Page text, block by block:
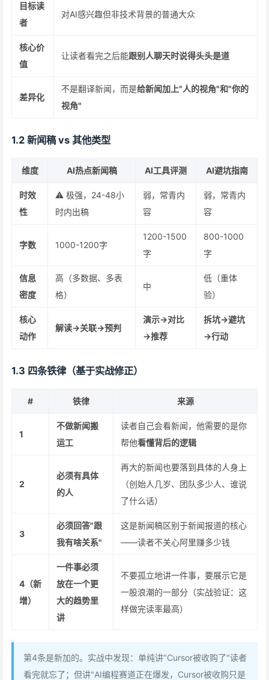
目标读
者
对AI感兴趣但非技术背景的普通大众
核心价
值
让读者看完之后能跟别人聊天时说得头头是道
差异化
不是翻译新闻，而是给新闻加上"人的视角"和"你的
视角"
1.2 新闻稿 vs 其他类型
维度 AI热点新闻稿 AI工具评测 AI避坑指南
时效
性
⚠️ 极强，24-48小
时内出稿
弱，常青内
容
弱，常青内
容
字数 1000-1200字
1200-1500
字
800-1000
字
信息
密度
高（多数据、多表
格）
中
低（重体
验）
核心
动作
解读→关联→预判
演示→对比
→推荐
拆坑→避坑
→行动
1.3 四条铁律（基于实战修正）
# 铁律 来源
1
不做新闻搬
运工
读者自己会看新闻，他需要的是你
帮他看懂背后的逻辑
2
必须有具体
的人
再大的新闻也要落到具体的人身上
（创始人几岁、团队多少人、谁说
了什么话）
3
必须回答"跟
我有啥关系"
这是新闻稿区别于新闻报道的核心
——读者不关心阿里赚多少钱
4（新
增）
一件事必须
放在一个更
大的趋势里
讲
不要孤立地讲一件事，要展示它是
一股浪潮的一部分（实战验证：这
样做完读率最高）
第4条是新加的。实战中发现：单纯讲"Cursor被收购了"读者
看完就忘了；但讲"AI编程赛道正在爆发，Cursor被收购只是